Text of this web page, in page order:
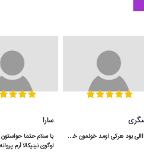
عاااالی بود هرکی اومد خونمون خوشش اومده هرچند که رنگ قسمت قهوه ایش دقیقا مثل عکس نبود و تیره تر هست .
سارا